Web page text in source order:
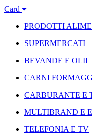
Card
PRODOTTI
SUPERMERCATI
BEVANDE E OLII
CARNI
CARBURANTE E
MULTIBRAND E
TELEFONIA E TV